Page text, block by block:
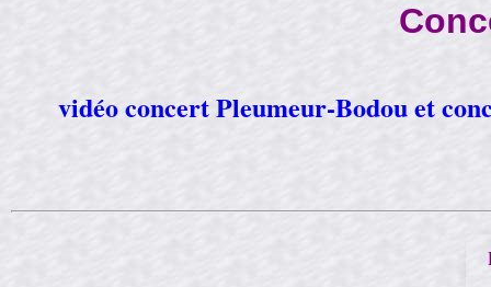
vidéo concert Pleumeur-Bodou et